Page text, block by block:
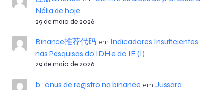
Nélia de hoje
29 de maio de 2026
Binance推荐代码em Indicadores Insuficientes
nas Pesquisas do IDH e do IF (I)
29 de maio de 2026
b^onus de registro na binance em Jussara